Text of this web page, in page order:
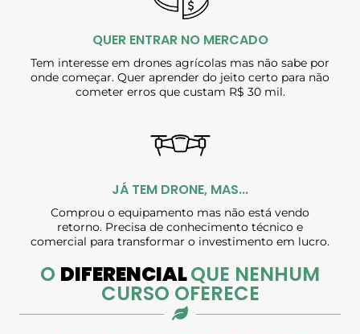
QUER ENTRAR NO MERCADO
Tem interesse em drones agrícolas mas não sabe por
onde começar. Quer aprender do jeito certo para não
cometer erros que custam R$ 30 mil.
JÁ TEM DRONE, MAS...
Comprou o equipamento mas não está vendo
retorno. Precisa de conhecimento técnico e
comercial para transformar o investimento em lucro.
O DIFERENCIALQUE NENHUM
CURSO OFERECE